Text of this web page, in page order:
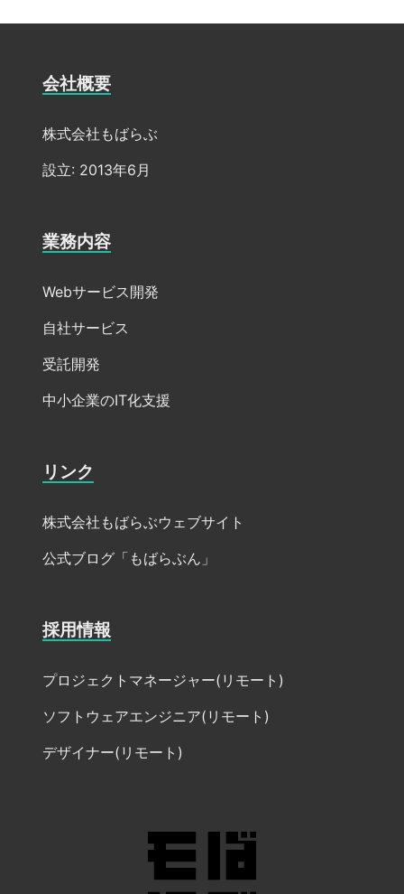
会社概要
株式会社もばらぶ
設立: 2013年6月
業務内容
Webサービス開発
自社サービス
受託開発
中小企業のIT化支援
リンク
株式会社もばらぶウェブサイト
公式ブログ「もばらぶん」
採用情報
プロジェクトマネージャー(リモート)
ソフトウェアエンジニア(リモート)
デザイナー(リモート)